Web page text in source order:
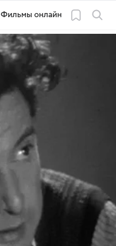
Фильмы онлайн